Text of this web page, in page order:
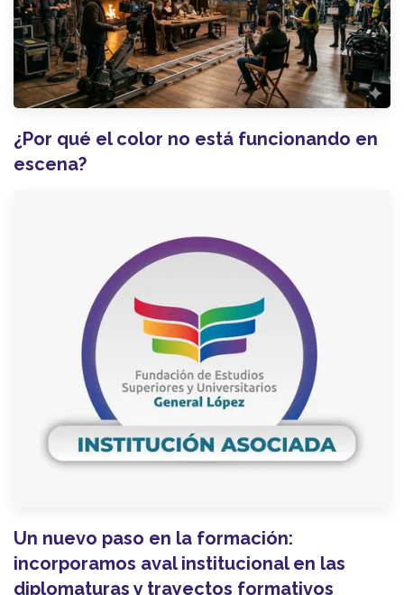
¿Por qué el color no está funcionando en
escena?
Un nuevo paso en la formación:
incorporamos aval institucional en las
diplomaturas y trayectos formativos